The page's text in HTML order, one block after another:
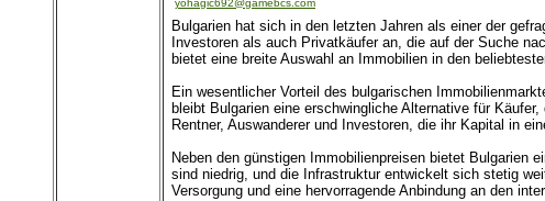
yohagic692@gamebcs.com
Bulgarien hat sich in den letzten Jahren als einer der
Investoren als auch Privatkäufer an, die auf der Suche
bietet eine breite Auswahl an Immobilien in den
Ein wesentlicher Vorteil des bulgarischen
bleibt Bulgarien eine erschwingliche Alternative für
Rentner, Auswanderer und Investoren, die ihr Kapital in
Neben den günstigen Immobilienpreisen bietet Bulgarien
sind niedrig, und die Infrastruktur entwickelt sich stetig
Versorgung und eine hervorragende Anbindung an den